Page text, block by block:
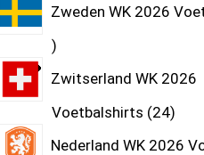
Zweden WK 2026
Zwitserland WK 2026
Voetbalshirts 24
Nederland WK 2026